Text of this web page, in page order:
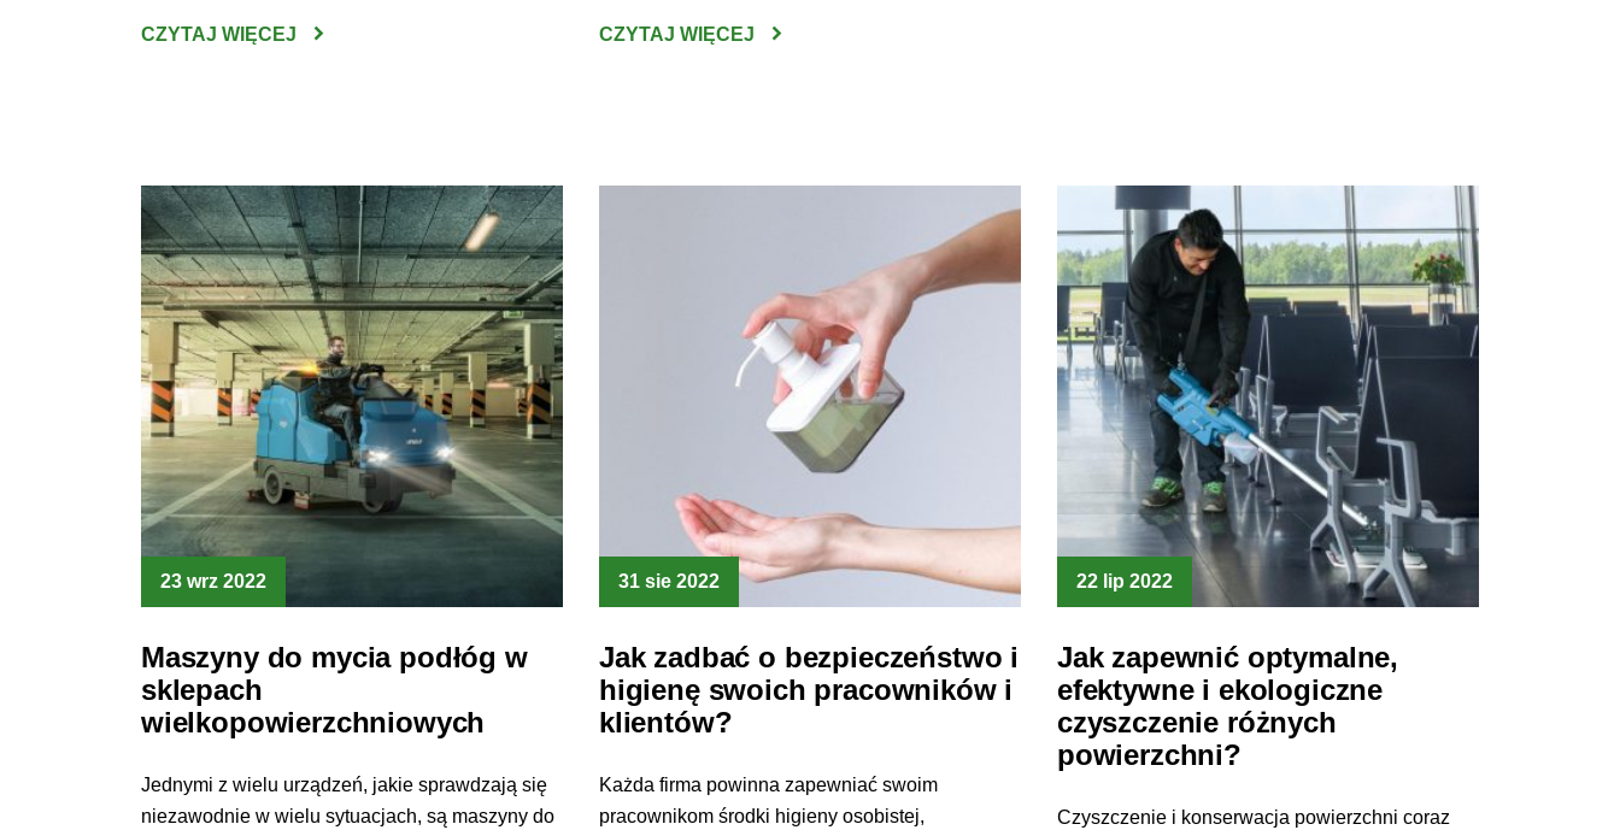
mycia podłóg – jak wybrać najlepsze?
CZYTAJ WIĘCEJ
Wybranie odpowiedniego urządzenia do
CZYTAJ WIĘCEJ
23 wrz 2022
Maszyny do mycia podłóg w
sklepach
wielkopowierzchniowych
Jednymi z wielu urządzeń, jakie sprawdzają się
niezawodnie w wielu sytuacjach, są maszyny do
31 sie 2022
Jak zadbać o bezpieczeństwo i
higienę swoich pracowników i
klientów?
Każda firma powinna zapewniać swoim
pracownikom środki higieny osobistej,
22 lip 2022
Jak zapewnić optymalne,
efektywne i ekologiczne
czyszczenie różnych
powierzchni?
Czyszczenie i konserwacja powierzchni coraz